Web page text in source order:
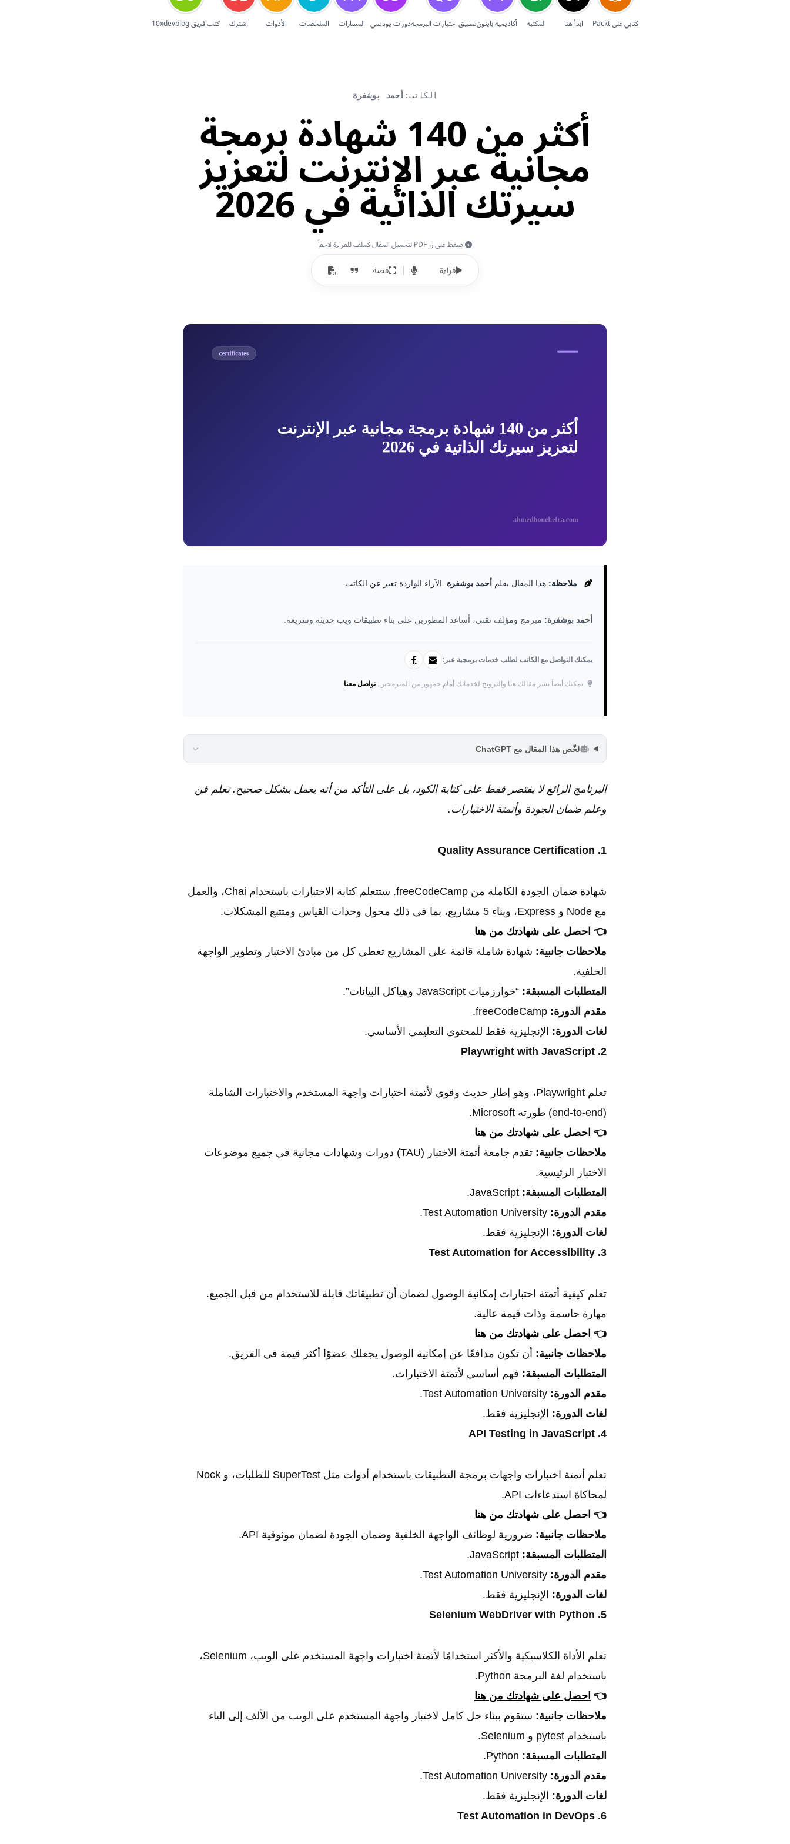
كتابي على Packt ابدأ هنا المكتبة أكاديمية بايثونتطبيق اختبارات البرمجةدورات يوديمي المسارات الملخصات الأدوات اشترك كتب فريق 10xdevblog
الكاتب: أحمد بوشفرة
أكثر من 140 شهادة برمجة
مجانية عبر الإنترنت لتعزيز
سيرتك الذاتية في 2026
اضغط على زر PDF لتحميل المقال كملف للقراءة لاحقاً
قراءة قصة
ملاحظة: هذا المقال بقلم أحمد بوشفرة . الآراء الواردة تعبر عن الكاتب.
أحمد بوشفرة: مبرمج ومؤلف تقني، أساعد المطورين على بناء تطبيقات ويب حديثة وسريعة.
يمكنك التواصل مع الكاتب لطلب خدمات برمجية عبر:
يمكنك أيضاً نشر مقالك هنا والترويج لخدماتك أمام جمهور من المبرمجين.تواصل معنا
لخّص هذا المقال مع ChatGPT
البرنامج الرائع لا يقتصر فقط على كتابة الكود، بل على التأكد من أنه يعمل بشكل صحيح. تعلم فن
وعلم ضمان الجودة وأتمتة الاختبارات.
1. Quality Assurance Certification
شهادة ضمان الجودة الكاملة من freeCodeCamp. ستتعلم كتابة الاختبارات باستخدام Chai، والعمل
مع Node و Express، وبناء 5 مشاريع، بما في ذلك محول وحدات القياس ومتتبع المشكلات.
👈 احصل على شهادتك من هنا
ملاحظات جانبية: شهادة شاملة قائمة على المشاريع تغطي كل من مبادئ الاختبار وتطوير الواجهة
الخلفية.
المتطلبات المسبقة: “خوارزميات JavaScript وهياكل البيانات”.
مقدم الدورة:
لغات الدورة: الإنجليزية فقط للمحتوى التعليمي الأساسي.
2. Playwright with JavaScript
تعلم Playwright، وهو إطار حديث وقوي لأتمتة اختبارات واجهة المستخدم والاختبارات الشاملة
(end-to-end) طورته Microsoft.
👈 احصل على شهادتك من هنا
ملاحظات جانبية:
تقدم جامعة أتمتة الاختبار (TAU) دورات وشهادات مجانية في جميع موضوعات
الاختبار الرئيسية.
المتطلبات المسبقة:
مقدم الدورة:
لغات الدورة: الإنجليزية فقط.
3. Test Automation for Accessibility
تعلم كيفية أتمتة اختبارات إمكانية الوصول لضمان أن تطبيقاتك قابلة للاستخدام من قبل الجميع.
مهارة حاسمة وذات قيمة عالية.
👈 احصل على شهادتك من هنا
ملاحظات جانبية: أن تكون مدافعًا عن إمكانية الوصول يجعلك عضوًا أكثر قيمة في الفريق.
المتطلبات المسبقة: فهم أساسي لأتمتة الاختبارات.
مقدم الدورة:
لغات الدورة: الإنجليزية فقط.
4. API Testing in JavaScript
تعلم أتمتة اختبارات واجهات برمجة التطبيقات باستخدام أدوات مثل SuperTest للطلبات، و Nock
لمحاكاة استدعاءات API.
👈 احصل على شهادتك من هنا
ملاحظات جانبية: ضرورية لوظائف الواجهة الخلفية وضمان الجودة لضمان موثوقية API.
المتطلبات المسبقة:
مقدم الدورة:
لغات الدورة: الإنجليزية فقط.
5. Selenium WebDriver with Python
تعلم الأداة الكلاسيكية والأكثر استخدامًا لأتمتة اختبارات واجهة المستخدم على الويب، Selenium،
باستخدام لغة البرمجة Python.
👈 احصل على شهادتك من هنا
ملاحظات جانبية: ستقوم ببناء حل كامل لاختبار واجهة المستخدم على الويب من الألف إلى الياء
باستخدام pytest و Selenium.
المتطلبات المسبقة:
مقدم الدورة:
لغات الدورة: الإنجليزية فقط.
6. Test Automation in DevOps